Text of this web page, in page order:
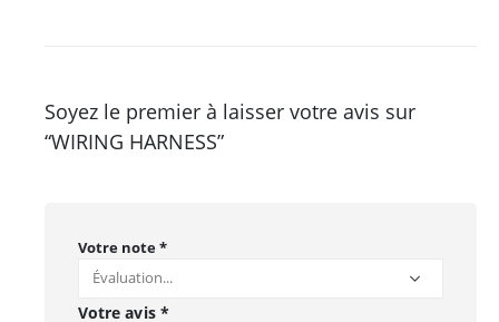
Soyez le premier à laisser votre avis sur
“WIRING HARNESS”
Votre note*
Votre avis *